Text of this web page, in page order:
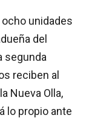
unidades
del
segunda
reciben al
Nueva Olla,
lo propio ante